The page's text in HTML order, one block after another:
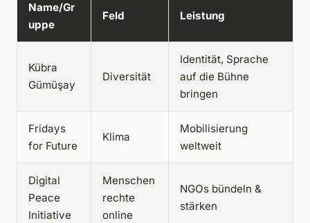
Name/Gr
uppe
Feld Leistung
Kübra
Gümüşay
Diversität
Identität, Sprache
auf die Bühne
bringen
Fridays
for Future
Klima
Mobilisierung
weltweit
Digital
Peace
Initiative
Menschen
rechte
online
NGOs bündeln &
stärken